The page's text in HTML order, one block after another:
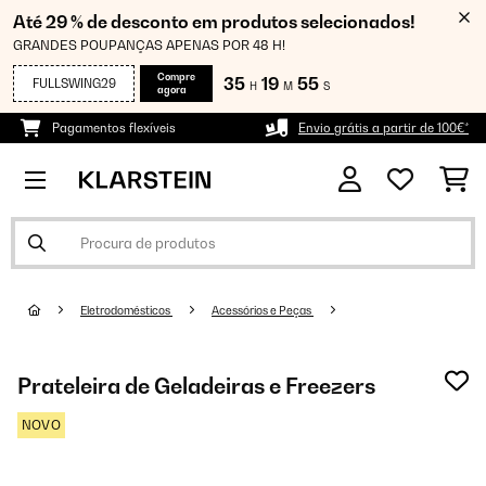
Até 29 % de desconto em produtos selecionados!
GRANDES POUPANÇAS APENAS POR 48 H!
FULLSWING29
Compre
agora
35 H 19 M 54 S
Pagamentos flexíveis Envio grátis a partir de 100€*
Eletrodomésticos Acessórios e Peças
Prateleira de Geladeiras e Freezers
NOVO